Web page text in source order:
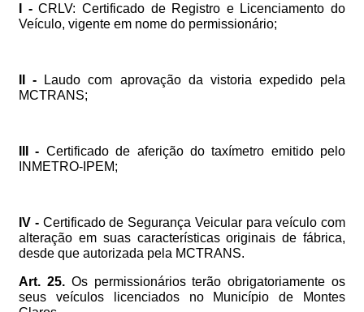
- CRLV: Certificado de Registro e Licenciamento do
Veículo, vigente em nome do permissionário;
- Laudo com aprovação da vistoria expedido pela
MCTRANS;
- Certificado de aferição do taxímetro emitido pelo
INMETRO-IPEM;
IV - Certificado de Segurança Veicular para veículo com
alteração em suas características originais de fábrica,
desde que autorizada pela MCTRANS.
Art. 25. Os permissionários terão obrigatoriamente os
seus
veículos licenciados no Município de
Montes